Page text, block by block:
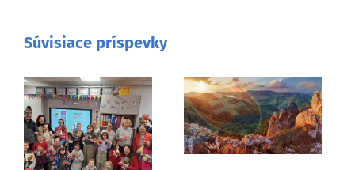
Súvisiace príspevky